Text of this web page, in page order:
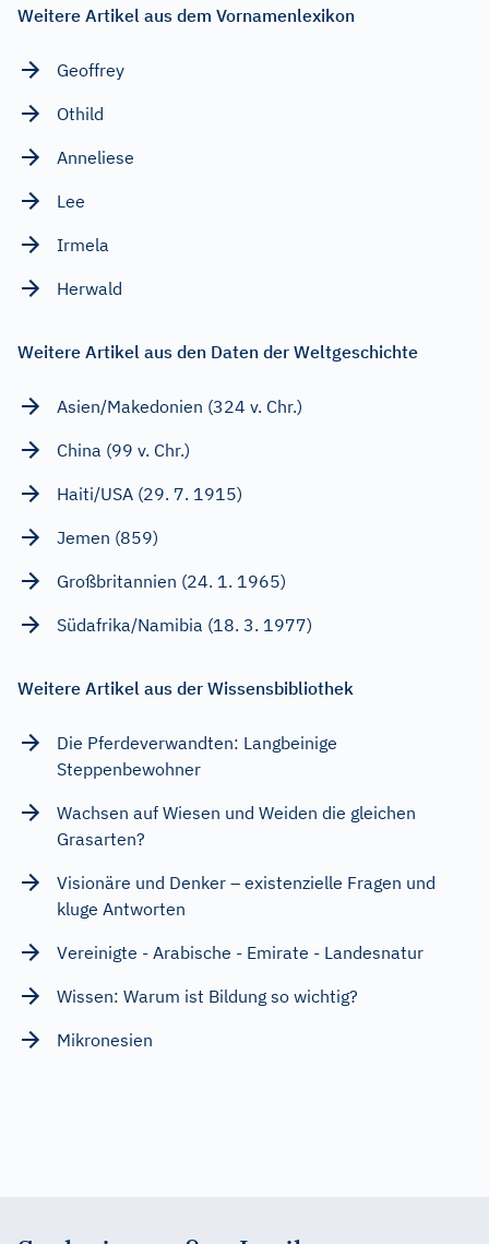
Weitere Artikel aus dem Vornamenlexikon
Geoffrey
Othild
Anneliese
Lee
Irmela
Herwald
Weitere Artikel aus den Daten der Weltgeschichte
Asien/Makedonien (324 v. Chr.)
China (99 v. Chr.)
Haiti/USA (29. 7. 1915)
Jemen (859)
Großbritannien (24. 1. 1965)
Südafrika/Namibia (18. 3. 1977)
Weitere Artikel aus der Wissensbibliothek
Die Pferdeverwandten: Langbeinige
Steppenbewohner
Wachsen auf Wiesen und Weiden die gleichen
Grasarten?
Visionäre und Denker – existenzielle Fragen und
kluge Antworten
Vereinigte - Arabische - Emirate - Landesnatur
Wissen: Warum ist Bildung so wichtig?
Mikronesien